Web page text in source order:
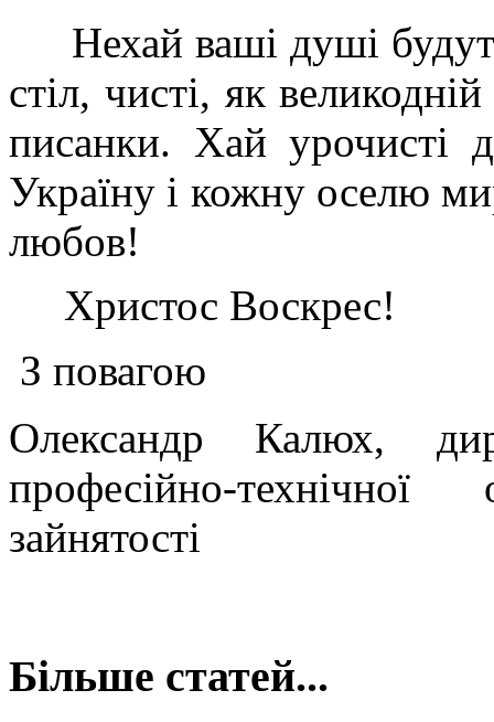
Нехай ваші душі
стіл, чисті, як
писанки. Хай урочисті
Україну і кожну оселю
любов!
Христос Воскрес!
З повагою
Олександр Калюх,
професійно-
зайнятості
Більше статей...